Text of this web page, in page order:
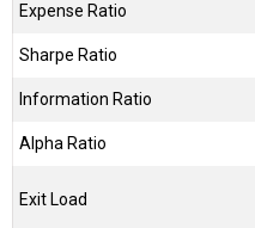
Expense Ratio
Sharpe Ratio
Information Ratio
Alpha Ratio
Exit Load